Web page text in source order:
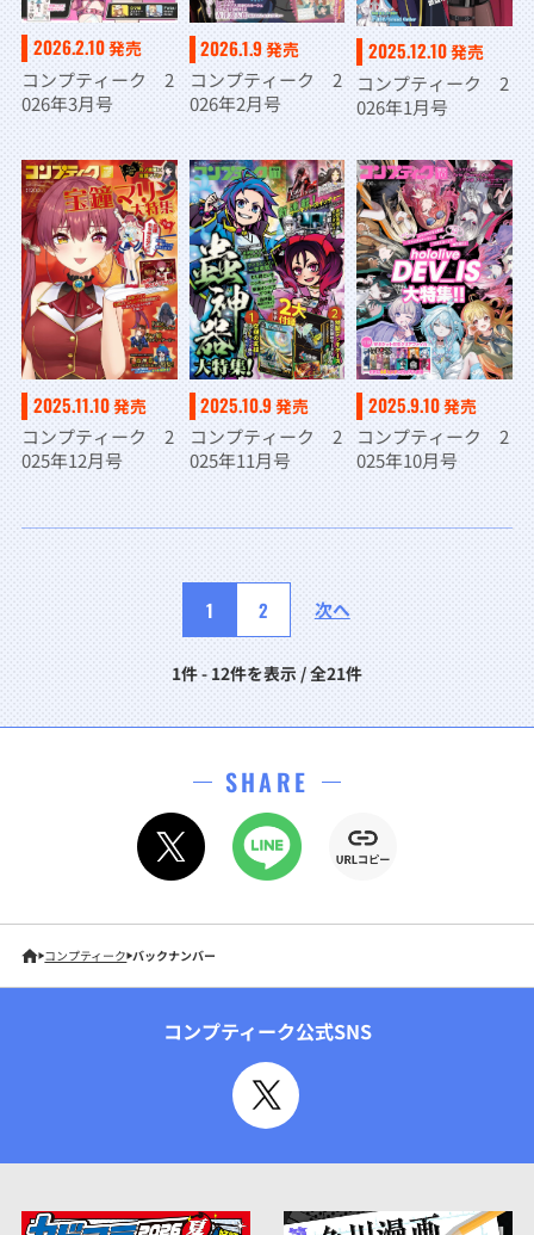
2026.2.10発売
コンプティーク 2
026年3月号
2026.1.9発売
コンプティーク 2
026年2月号
2025.12.10発売
コンプティーク 2
026年1月号
2025.11.10発売
コンプティーク 2
025年12月号
2025.10.9発売
コンプティーク 2
025年11月号
2025.9.10発売
コンプティーク 2
025年10月号
1 2 次へ
1件 - 12件を表示 / 全21件
SHARE
コンプティーク バックナンバー
コンプティーク公式SNS